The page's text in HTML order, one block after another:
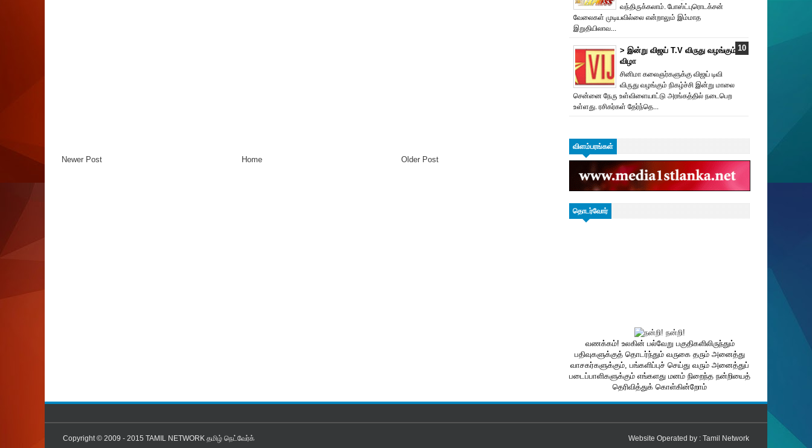
Newer Post Older Post
Home
வந்திருக்கலாம். போஸ்ட்புரொட‌க்சன்
வேலைகள் முடியவில்லை என்றாலும் இம்மாத
இறுதியிலாவ...
> இன்று விஜய் T.V விருது வ‌ழங்கு‌ம்
விழா
சினிமா கலைஞர்களுக்கு விஜய் டிவி
விருது வழங்கும் நிகழ்ச்சி இன்று மாலை
சென்னை நேரு உள்விளையாட்டு அரங்கத்தில் நடைபெற
உள்ளது. ரசிகர்கள் தேர்ந்தெ...
விளம்பரங்கள்
தொடர்வோர்
வணக்கம்! உலகின் பல்வேறு பகுதிகளிலிருந்தும்
பதிவுகளுக்குத் தொடர்ந்தும் வருகை தரும் அனைத்து
வாசகர்களுக்கும், பங்களிப்புச் செய்து வரும் அனைத்துப்
படைப்பாளிகளுக்கும் எங்களது மனம் நிறைந்த நன்றியைத்
தெரிவித்துக் கொள்கின்றோம்
Copyright © 2009 - 2015 TAMIL NETWORK தமிழ் நெட்வேர்க் Website Operated by : Tamil Network